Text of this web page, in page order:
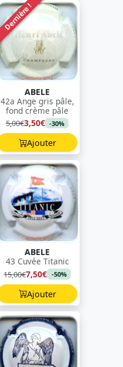
Dernière !
ABELE
42a Ange gris pâle,
fond crème pâle
5,00€3,50€ -30%
Ajouter
ABELE
43 Cuvée Titanic
15,00€7,50€ -50%
Ajouter